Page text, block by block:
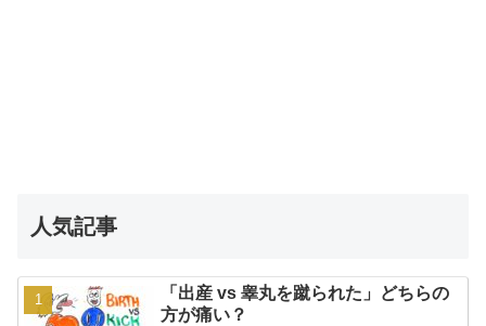
人気記事
「出産 vs 睾丸を蹴られた」どちらの
方が痛い？